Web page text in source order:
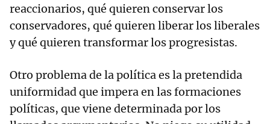
reaccionarios, qué quieren conservar los
conservadores, qué quieren liberar los liberales
y qué quieren transformar los progresistas.
Otro problema de la política es la pretendida
uniformidad que impera en las formaciones
políticas, que viene determinada por los